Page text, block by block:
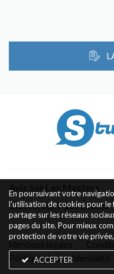
Classement des Écoles
Politique de confidentialité
En poursuivant votre
l'utilisation de cookies pour
partage sur les réseaux
pages du site. Pour mieux
protection de votre vie privée,
ACCEPTER